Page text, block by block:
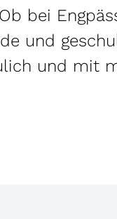
bei
und
und mit